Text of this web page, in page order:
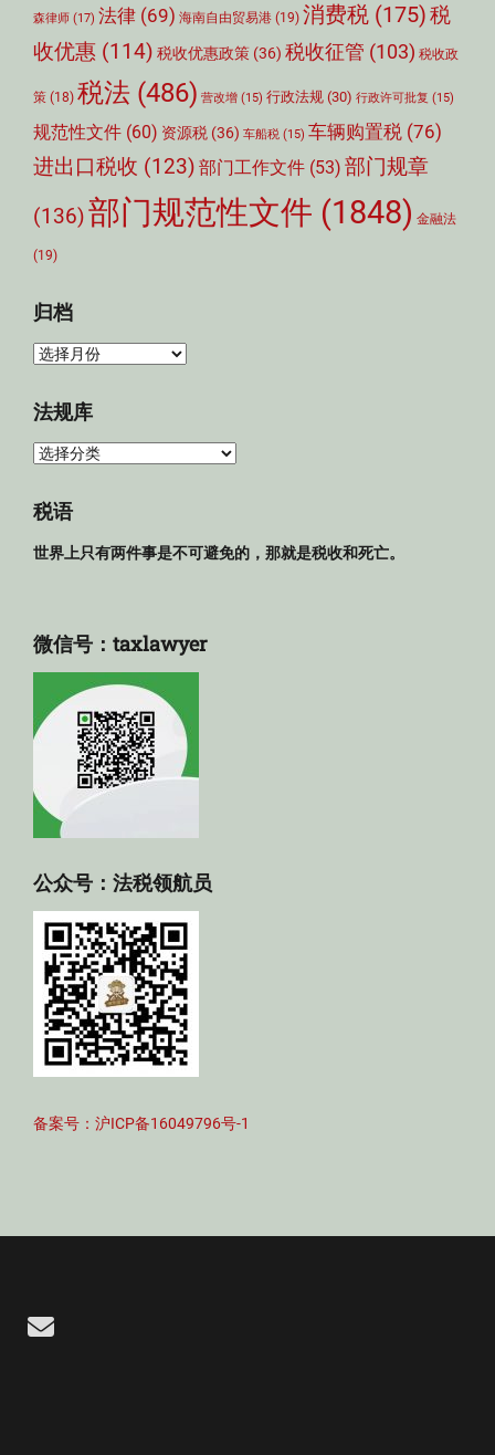
森律师 (17) 法律 (69) 海南自由贸易港 (19) 消费税 (175)税
收优惠 (114) 税收优惠政策 (36) 税收征管 (103) 税收政
策 (18) 税法 (486) 营改增 (15) 行政法规 (30) 行政许可批复 (15)
规范性文件 (60) 资源税 (36) 车船税 (15) 车辆购置税 (76)
进出口税收 (123) 部门工作文件 (53) 部门规章
(136)部门规范性文件 (1848) 金融法
(19)
归档
归
法规库
法
库
税语
世界上只有两件事是不可避免的，那就是税收和死亡。
微信号：taxlawyer
公众号：法税领航员
备案号：沪ICP备16049796号-1
Email